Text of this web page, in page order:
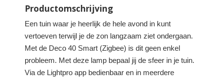
Productomschrijving
Een tuin waar je heerlijk de hele avond in kunt
vertoeven terwijl je de zon langzaam ziet ondergaan.
Met de Deco 40 Smart (Zigbee) is dit geen enkel
probleem. Met deze lamp bepaal jij de sfeer in je tuin.
Via de Lightpro app bedienbaar en in meerdere